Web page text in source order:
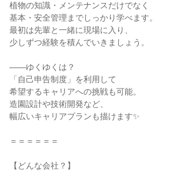
植物の知識・メンテナンスだけでなく
基本・安全管理までしっかり学べます。
最初は先輩と一緒に現場に入り、
少しずつ経験を積んでいきましょう。
――ゆくゆくは？
「自己申告制度」を利用して
希望するキャリアへの挑戦も可能。
造園設計や技術開発など、
幅広いキャリアプランも描けます✨
＝＝＝＝＝＝
【どんな会社？】